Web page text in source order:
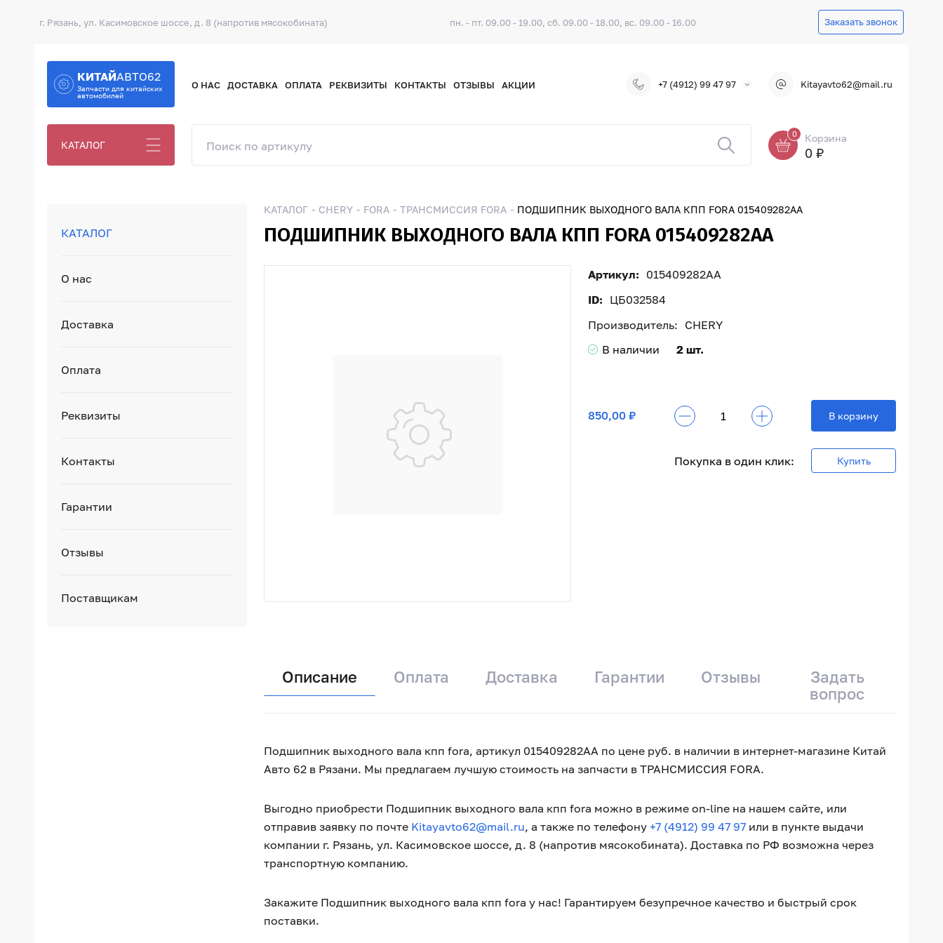
г. Рязань, ул. Касимовское шоссе, д. 8 (напротив мясокобината) пн. - пт. 09.00 - 19.00, сб. 09.00 - 18.00, вс. 09.00 - 16.00 Заказать звонок
КИТАЙАВТО62
Запчасти для китайских
автомобилей
О НАС ДОСТАВКА ОПЛАТА РЕКВИЗИТЫ КОНТАКТЫ ОТЗЫВЫ АКЦИИ +7 (4912) 99 47 97 Kitayavto62@mail.ru
КАТАЛОГ
0 Корзина
0 ₽
КАТАЛОГ
О нас
Доставка
Оплата
Реквизиты
Контакты
Гарантии
Отзывы
Поставщикам
КАТАЛОГ CHERY FORA ТРАНСМИССИЯ FORA ПОДШИПНИК ВЫХОДНОГО ВАЛА КПП FORA 015409282AA
ПОДШИПНИК ВЫХОДНОГО ВАЛА КПП FORA 015409282AA
Артикул: 015409282AA
ID: ЦБ032584
Производитель: CHERY
В наличии
2 шт.
850,00 ₽ В корзину
Покупка в один клик: Купить
Описание Оплата Доставка Гарантии Отзывы
Задать
вопрос
Подшипник выходного вала кпп fora, артикул 015409282AA по цене руб. в наличии в интернет-магазине Китай
Авто 62 в Рязани. Мы предлагаем лучшую стоимость на запчасти в ТРАНСМИССИЯ FORA.
Выгодно приобрести Подшипник выходного вала кпп fora можно в режиме on-line на нашем сайте, или
отправив заявку по почте Kitayavto62@mail.ru, а также по телефону +7 (4912) 99 47 97или в пункте выдачи
компании г. Рязань, ул. Касимовское шоссе, д. 8 (напротив мясокобината). Доставка по РФ возможна через
транспортную компанию.
Закажите Подшипник выходного вала кпп fora у нас! Гарантируем безупречное качество и быстрый срок
поставки.